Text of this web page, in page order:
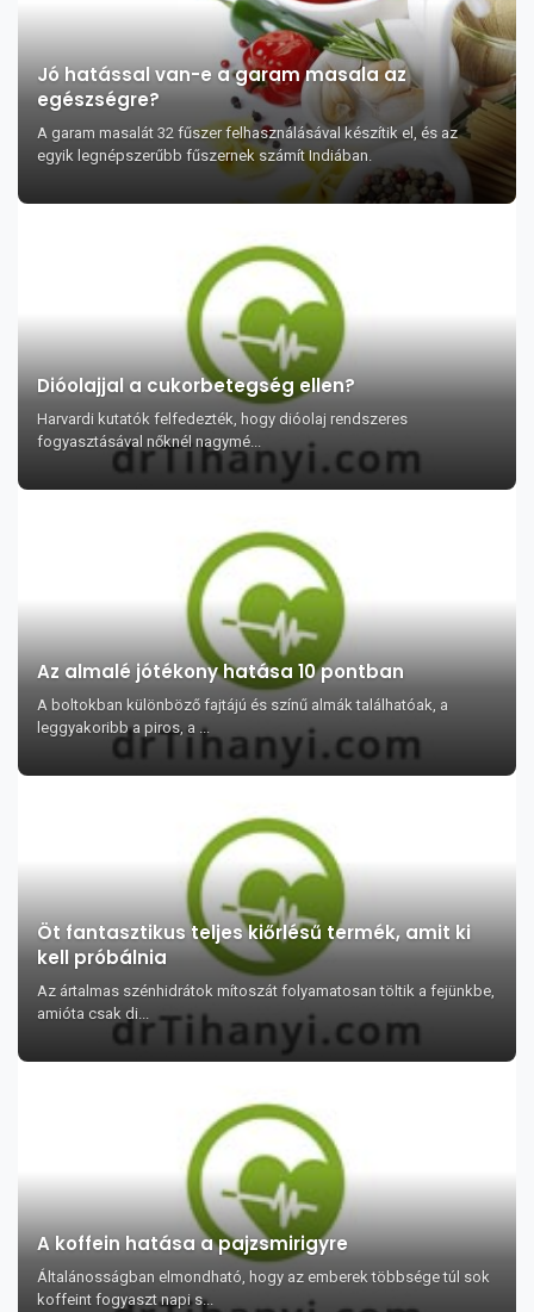
Jó hatással van-e a garam masala az
egészségre?
A garam masalát 32 fűszer felhasználásával készítik el, és az
egyik legnépszerűbb fűszernek számít Indiában.
Dióolajjal a cukorbetegség ellen?
Harvardi kutatók felfedezték, hogy dióolaj rendszeres
fogyasztásával nőknél nagymé...
Az almalé jótékony hatása 10 pontban
A boltokban különböző fajtájú és színű almák találhatóak, a
leggyakoribb a piros, a ...
Öt fantasztikus teljes kiőrlésű termék, amit ki
kell próbálnia
Az ártalmas szénhidrátok mítoszát folyamatosan töltik a fejünkbe,
amióta csak di...
A koffein hatása a pajzsmirigyre
Általánosságban elmondható, hogy az emberek többsége túl sok
koffeint fogyaszt napi s...